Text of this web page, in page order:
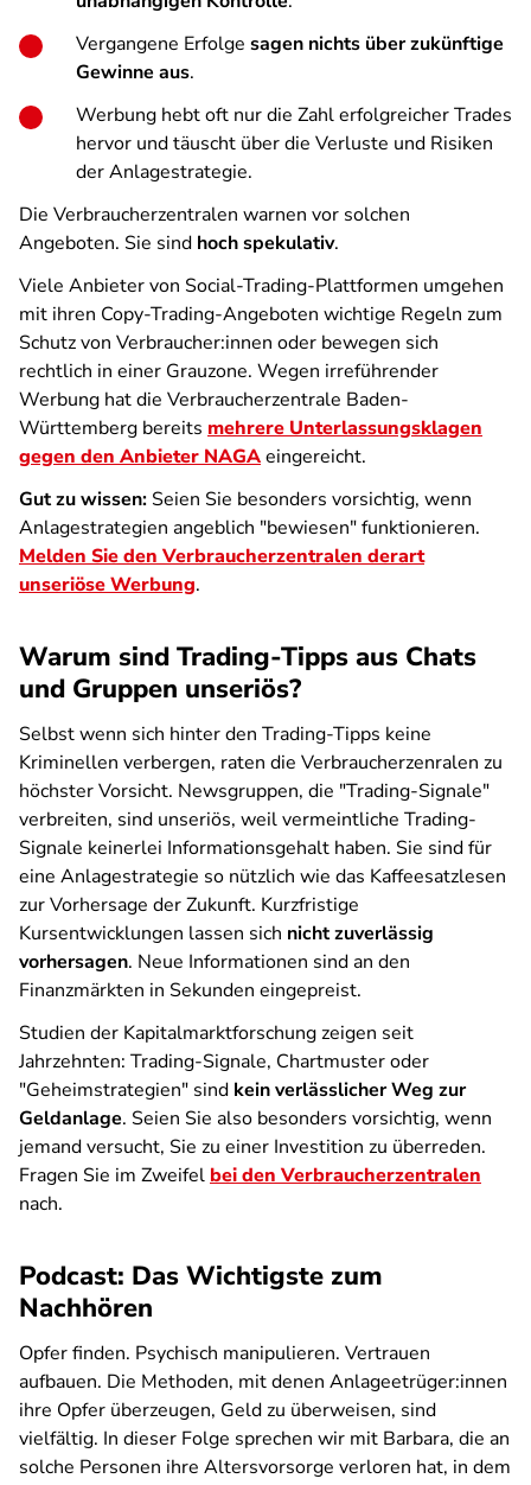
Vergangene Erfolge sagen nichts über zukünftige
Gewinne aus.
Werbung hebt oft nur die Zahl erfolgreicher Trades
hervor und täuscht über die Verluste und Risiken
der Anlagestrategie.
Die Verbraucherzentralen warnen vor solchen
Angeboten. Sie sind hoch spekulativ.
Viele Anbieter von Social-Trading-Plattformen umgehen
mit ihren Copy-Trading-Angeboten wichtige Regeln zum
Schutz von Verbraucher:innen oder bewegen sich
rechtlich in einer Grauzone. Wegen irreführender
Werbung hat die Verbraucherzentrale Baden-
Württemberg bereits mehrere Unterlassungsklagen
gegen den Anbieter NAGAeingereicht.
Gut zu wissen: Seien Sie besonders vorsichtig, wenn
Anlagestrategien angeblich "bewiesen" funktionieren.
Melden Sie den Verbraucherzentralen derart
unseriöse Werbung.
Warum sind Trading-Tipps aus Chats
und Gruppen unseriös?
Selbst wenn sich hinter den Trading-Tipps keine
Kriminellen verbergen, raten die Verbraucherzenralen zu
höchster Vorsicht. Newsgruppen, die "Trading-Signale"
verbreiten, sind unseriös, weil vermeintliche Trading-
Signale keinerlei Informationsgehalt haben. Sie sind für
eine Anlagestrategie so nützlich wie das Kaffeesatzlesen
zur Vorhersage der Zukunft. Kurzfristige
Kursentwicklungen lassen sich nicht zuverlässig
vorhersagen. Neue Informationen sind an den
Finanzmärkten in Sekunden eingepreist.
Studien der Kapitalmarktforschung zeigen seit
Jahrzehnten: Trading-Signale, Chartmuster oder
"Geheimstrategien" sind kein verlässlicher Weg zur
Geldanlage. Seien Sie also besonders vorsichtig, wenn
jemand versucht, Sie zu einer Investition zu überreden.
Fragen Sie im Zweifel bei den Verbraucherzentralen
nach.
Podcast: Das Wichtigste zum
Nachhören
Opfer finden. Psychisch manipulieren. Vertrauen
aufbauen. Die Methoden, mit denen Anlageetrüger:innen
ihre Opfer überzeugen, Geld zu überweisen, sind
vielfältig. In dieser Folge sprechen wir mit Barbara, die an
solche Personen ihre Altersvorsorge verloren hat, in dem